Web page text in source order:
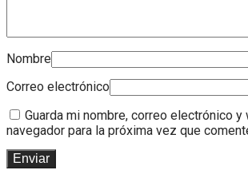
Nombre
Correo electrónico
Guarda mi nombre, correo electrónico
navegador para la próxima vez que